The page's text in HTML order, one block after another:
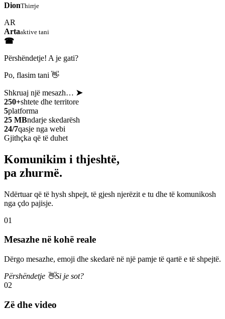
DionThirrje
AR
Artaaktive tani
☎
Përshëndetje! A je gati?
Po, flasim tani 👋
Shkruaj një mesazh… ➤
250+shtete dhe territore
5platforma
25 MBndarje skedarësh
24/7qasje nga webi
Gjithçka që të duhet
Komunikim i thjeshtë,
pa zhurmë.
Ndërtuar që të hysh shpejt, të gjesh njerëzit e tu dhe të komunikosh
nga çdo pajisje.
01
Mesazhe në kohë reale
Dërgo mesazhe, emoji dhe skedarë në një pamje të qartë e të shpejtë.
Përshëndetje 👋Si je sot?
02
Zë dhe video